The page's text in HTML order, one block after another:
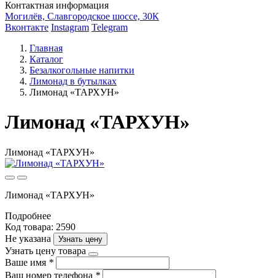
Контактная информация
Могилёв, Славгородское шоссе, 30К
Вконтакте Instagram Telegram
Главная
Каталог
Безалкогольные напитки
Лимонад в бутылках
Лимонад «ТАРХУН»
Лимонад «ТАРХУН»
Лимонад «ТАРХУН»
Лимонад «ТАРХУН»
Подробнее
Код товара: 2590
Не указана
Узнать цену
Узнать цену товара
Ваше имя *
Ваш номер телефона *